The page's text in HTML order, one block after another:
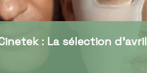
: La sélection d’avril